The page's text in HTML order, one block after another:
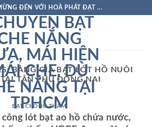
ĐẾN VỚI HOÀ PHÁT ĐẠT ...
BẢNG GIÁ BẠT LÓT HỒ NUÔI
TÂN PHÚ ĐỒNG NAI
BẠT CHỐNG THẤM
công lót bạt ao hồ chứa nước,